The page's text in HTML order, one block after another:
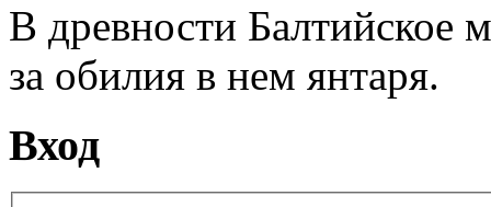
В древности Балтийское
за обилия в нем янтаря.
Вход